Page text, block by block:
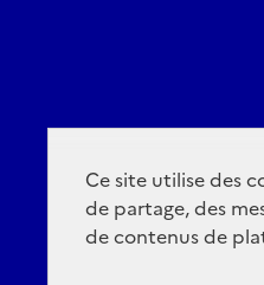
Ce site utilise des
de partage, des
de contenus de